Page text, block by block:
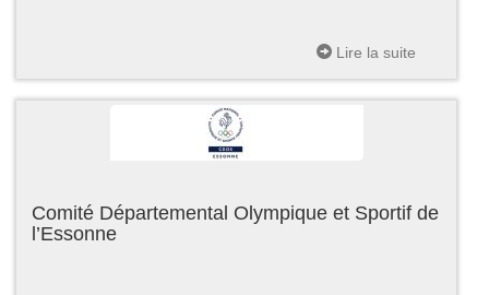
Lire la suite
Comité Départemental Olympique et Sportif de
l’Essonne